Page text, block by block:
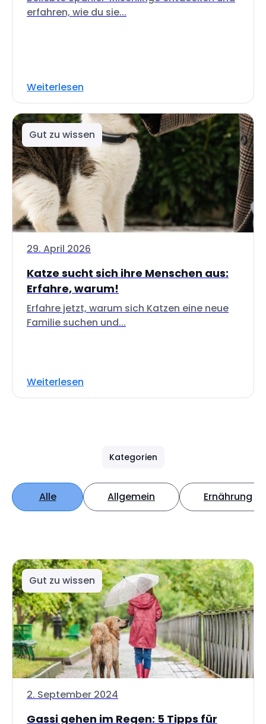
erfahren, wie du sie...
Weiterlesen
Gut zu wissen
29. April 2026
Katze sucht sich ihre Menschen aus:
Erfahre, warum!
Erfahre jetzt, warum sich Katzen eine neue
Familie suchen und...
Weiterlesen
Kategorien
Alle Allgemein Ernährung
Gut zu wissen
2. September 2024
Gassi gehen im Regen: 5 Tipps für